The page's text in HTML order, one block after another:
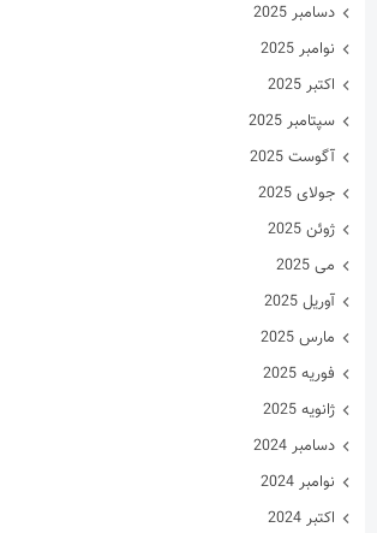
دسامبر 2025
نوامبر 2025
اکتبر 2025
سپتامبر 2025
آگوست 2025
جولای 2025
ژوئن 2025
می 2025
آوریل 2025
مارس 2025
فوریه 2025
ژانویه 2025
دسامبر 2024
نوامبر 2024
اکتبر 2024